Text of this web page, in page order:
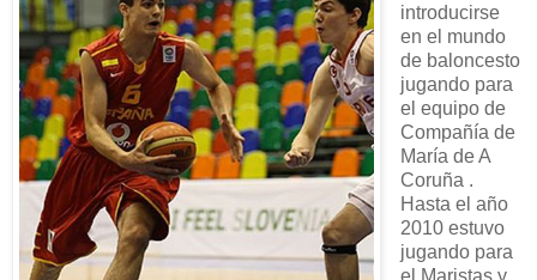
introducirse
en el mundo
de baloncesto
jugando para
el equipo de
Compañía de
María de A
Coruña .
Hasta el año
2010 estuvo
jugando para
el Maristas y